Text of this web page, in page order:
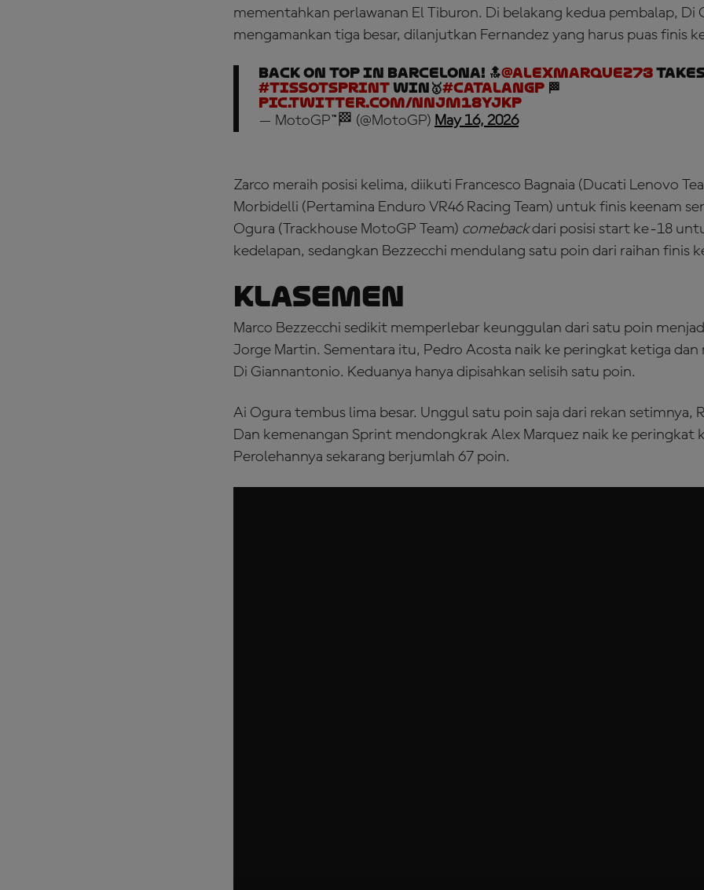
mementahkan perlawanan El Tiburon. Di belakang kedua pembalap, Di
mengamankan tiga besar, dilanjutkan Fernandez yang harus puas finis
Back on TOP in Barcelona! 🔝@alexmarquez73
#TissotSprint win🥇#CatalanGP 🏁
pic.twitter.com/nnjm18YJkp
— MotoGP™🏁 (@MotoGP) May 16, 2026
Zarco meraih posisi kelima, diikuti Francesco Bagnaia (Ducati Lenovo
Morbidelli (Pertamina Enduro VR46 Racing Team) untuk finis keenam
Ogura (Trackhouse MotoGP Team) comebackdari posisi start ke-18
kedelapan, sedangkan Bezzecchi mendulang satu poin dari raihan finis
Klasemen
Marco Bezzecchi sedikit memperlebar keunggulan dari satu poin
Jorge Martin. Sementara itu, Pedro Acosta naik ke peringkat ketiga dan
Di Giannantonio. Keduanya hanya dipisahkan selisih satu poin.
Ai Ogura tembus lima besar. Unggul satu poin saja dari rekan setimnya,
Dan kemenangan Sprint mendongkrak Alex Marquez naik ke peringkat
Perolehannya sekarang berjumlah 67 poin.